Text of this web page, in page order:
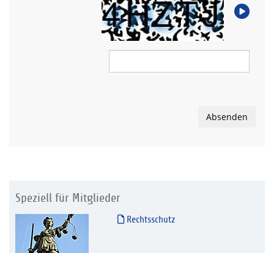
Absenden
Speziell für Mitglieder
Rechtsschutz